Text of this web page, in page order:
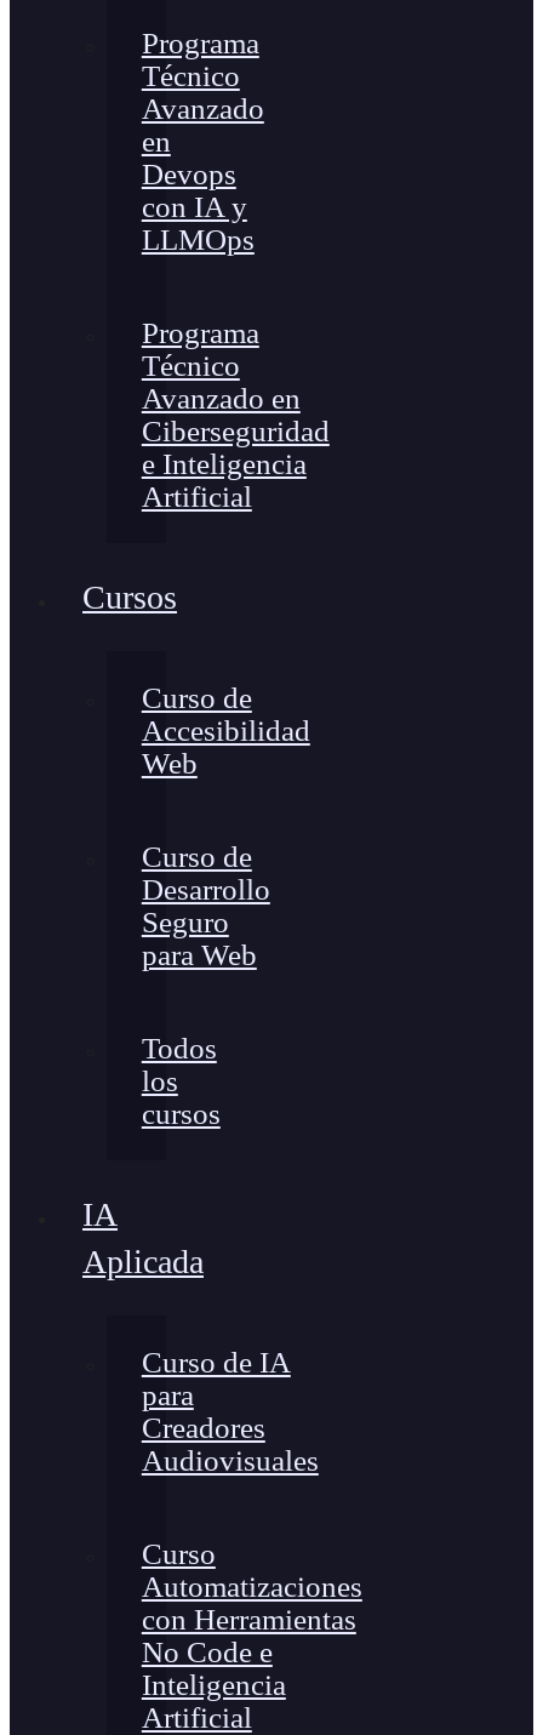
Programa
Técnico
Avanzado
en
Devops
con IA y
LLMOps
Programa
Técnico
Avanzado en
Ciberseguridad
e Inteligencia
Artificial
Cursos
Curso de
Accesibilidad
Web
Curso de
Desarrollo
Seguro
para Web
Todos
los
cursos
IA
Aplicada
Curso de IA
para
Creadores
Audiovisuales
Curso
Automatizaciones
con Herramientas
No Code e
Inteligencia
Artificial